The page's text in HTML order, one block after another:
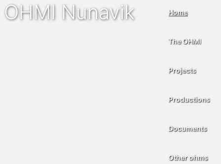
OHMI Nunavik Home
The OHMI
Projects
Productions
Documents
Other ohms